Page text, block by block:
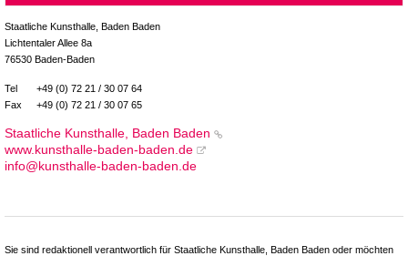
Staatliche Kunsthalle, Baden Baden
Lichtentaler Allee 8a
76530 Baden-Baden
Tel
+49 (0) 72 21 / 30 07 64
Fax
+49 (0) 72 21 / 30 07 65
Staatliche Kunsthalle, Baden Baden
www.kunsthalle-baden-baden.de
info@kunsthalle-baden-baden.de
Sie sind redaktionell verantwortlich für Staatliche Kunsthalle, Baden Baden oder möchten